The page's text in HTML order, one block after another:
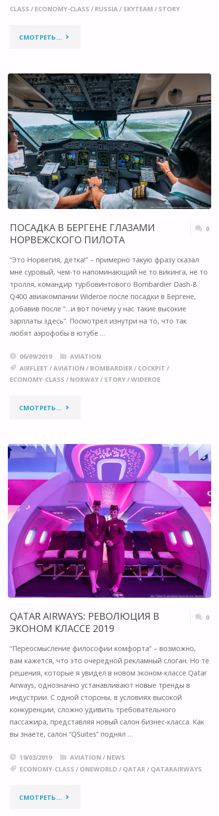
CLASS / ECONOMY-CLASS / RUSSIA/ SKYTEAM / STORY
СМОТРЕТЬ... "ПЕРВЫЙ
АЭРОФЛОТ
РАСКРЫЛ
ВСЕ
ДЕТАЛИ"
ПОСАДКА В БЕРГЕНЕ ГЛАЗАМИ
НОРВЕЖСКОГО ПИЛОТА
0
“Это Норвегия, детка!” – примерно такую фразу сказал
мне суровый, чем-то напоминающий не то викинга, не то
тролля, командир турбовинтового Bombardier Dash-8
Q400 авиакомпании Wideroe после посадки в Бергене,
добавив после “…и вот почему у нас такие высокие
зарплаты здесь”. Посмотрел изнутри на то, что так
любят аэрофобы в ютубе …
06/09/2019
AVIATION
AIRFLEET /AVIATION / BOMBARDIER/ COCKPIT /
ECONOMY-CLASS / NORWAY/ STORY/WIDEROE
СМОТРЕТЬ... "ПОСАДКА
БЕРГЕНЕ
ГЛАЗАМИ
НОРВЕЖСКОГО
ПИЛОТА"
QATAR AIRWAYS: РЕВОЛЮЦИЯ В
ЭКОНОМ КЛАССЕ 2019
0
“Переосмысление философии комфорта” – возможно,
вам кажется, что это очередной рекламный слоган. Но те
решения, которые я увидел в новом эконом-классе Qatar
Airways, однозначно устанавливают новые тренды в
индустрии. С одной стороны, в условиях высокой
конкуренции, сложно удивить требовательного
пассажира, представляя новый салон бизнес-класса. Как
вы знаете, салон “QSuites” поднял …
19/03/2019 AVIATION / NEWS
ECONOMY-CLASS / ONEWORLD / QATAR/ QATARAIRWAYS
СМОТРЕТЬ... "QATAR